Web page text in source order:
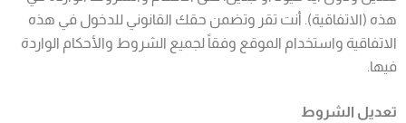
هذه (الاتفاقية). أنت تقر وتضمن حقك القانوني للدخول في هذه
الاتفاقية واستخدام الموقع وفقاً لجميع الشروط والأحكام الواردة
فيها.
تعديل الشروط